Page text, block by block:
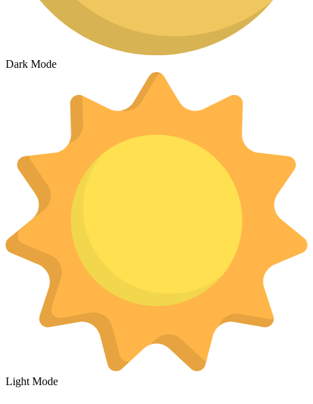
Dark Mode
Light Mode